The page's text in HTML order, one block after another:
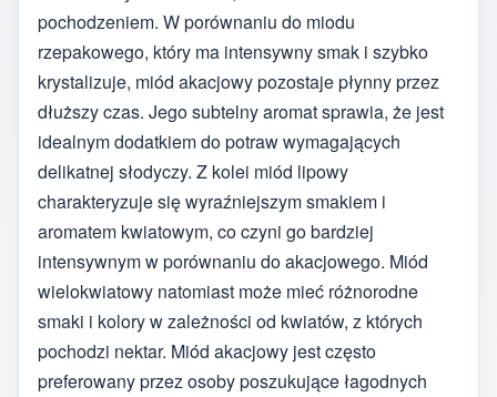
pochodzeniem. W porównaniu do miodu
rzepakowego, który ma intensywny smak i szybko
krystalizuje, miód akacjowy pozostaje płynny przez
dłuższy czas. Jego subtelny aromat sprawia, że jest
idealnym dodatkiem do potraw wymagających
delikatnej słodyczy. Z kolei miód lipowy
charakteryzuje się wyraźniejszym smakiem i
aromatem kwiatowym, co czyni go bardziej
intensywnym w porównaniu do akacjowego. Miód
wielokwiatowy natomiast może mieć różnorodne
smaki i kolory w zależności od kwiatów, z których
pochodzi nektar. Miód akacjowy jest często
preferowany przez osoby poszukujące łagodnych